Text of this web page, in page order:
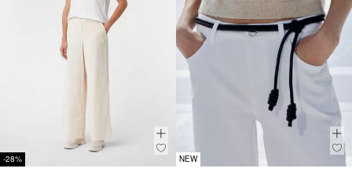
-28% NEW